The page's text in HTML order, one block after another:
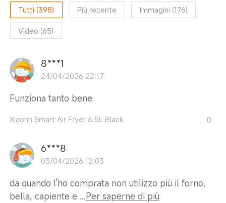
Tutti (398) Più recente Immagini (176)
Video (65)
8***1
24/04/2026 22:17
Funziona tanto bene
Xiaomi Smart Air Fryer 6.5L Black 0
6***8
03/04/2026 12:03
da quando l'ho comprata non utilizzo più il forno,
bella, capiente e ...Per saperne di più